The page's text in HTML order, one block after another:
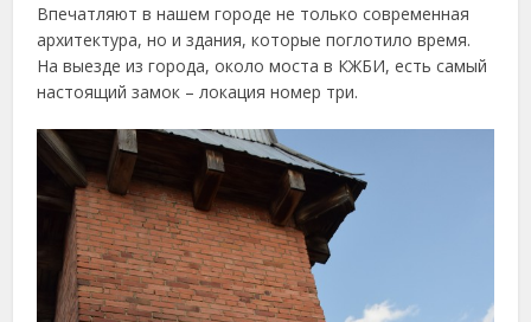
Впечатляют в нашем городе не только современная
архитектура, но и здания, которые поглотило время.
На выезде из города, около моста в КЖБИ, есть самый
настоящий замок – локация номер три.